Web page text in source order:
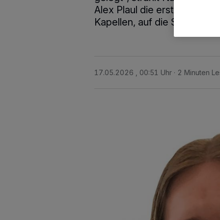
Alex Plaul die erste „Pride
Kapellen, auf die Straße
17.05.2026 , 00:51 Uhr 2 Minuten